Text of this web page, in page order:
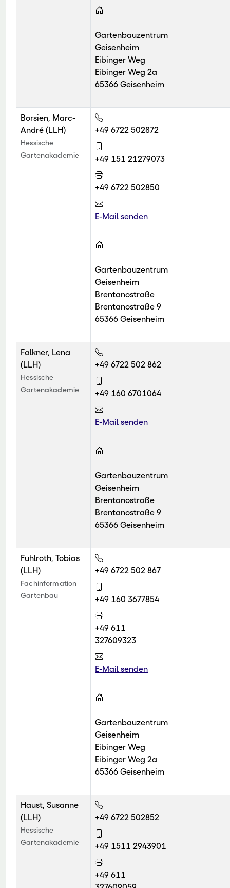
Gartenbauzentrum
Geisenheim
Eibinger Weg
Eibinger Weg 2a
65366 Geisenheim
Borsien, Marc-
André (LLH)
Hessische
Gartenakademie
+49 6722 502872
+49 151 21279073
+49 6722 502850
E-Mail senden
Gartenbauzentrum
Geisenheim
Brentanostraße
Brentanostraße 9
65366 Geisenheim
Falkner, Lena
(LLH)
Hessische
Gartenakademie
+49 6722 502 862
+49 160 6701064
E-Mail senden
Gartenbauzentrum
Geisenheim
Brentanostraße
Brentanostraße 9
65366 Geisenheim
Fuhlroth, Tobias
(LLH)
Fachinformation
Gartenbau
+49 6722 502 867
+49 160 3677854
+49 611
327609323
E-Mail senden
Gartenbauzentrum
Geisenheim
Eibinger Weg
Eibinger Weg 2a
65366 Geisenheim
Haust, Susanne
(LLH)
Hessische
Gartenakademie
+49 6722 502852
+49 1511 2943901
+49 611